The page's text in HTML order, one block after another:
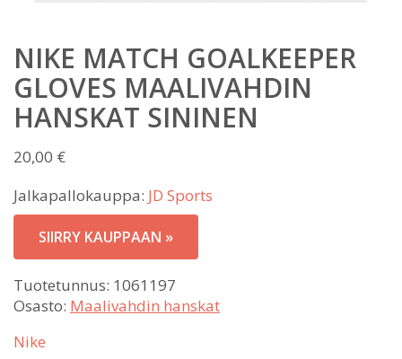
NIKE MATCH GOALKEEPER
GLOVES MAALIVAHDIN
HANSKAT SININEN
20,00 €
Jalkapallokauppa: JD Sports
SIIRRY KAUPPAAN »
Tuotetunnus: 1061197
Osasto: Maalivahdin hanskat
Nike